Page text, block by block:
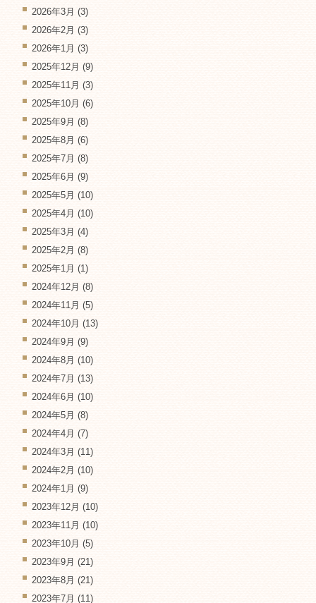
2026年3月 (3)
2026年2月 (3)
2026年1月 (3)
2025年12月 (9)
2025年11月 (3)
2025年10月 (6)
2025年9月 (8)
2025年8月 (6)
2025年7月 (8)
2025年6月 (9)
2025年5月 (10)
2025年4月 (10)
2025年3月 (4)
2025年2月 (8)
2025年1月 (1)
2024年12月 (8)
2024年11月 (5)
2024年10月 (13)
2024年9月 (9)
2024年8月 (10)
2024年7月 (13)
2024年6月 (10)
2024年5月 (8)
2024年4月 (7)
2024年3月 (11)
2024年2月 (10)
2024年1月 (9)
2023年12月 (10)
2023年11月 (10)
2023年10月 (5)
2023年9月 (21)
2023年8月 (21)
2023年7月 (11)